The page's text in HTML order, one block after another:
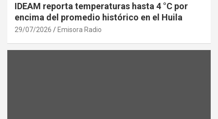
IDEAM reporta temperaturas hasta 4 °C por
encima del promedio histórico en el Huila
29/07/2026 Emisora Radio